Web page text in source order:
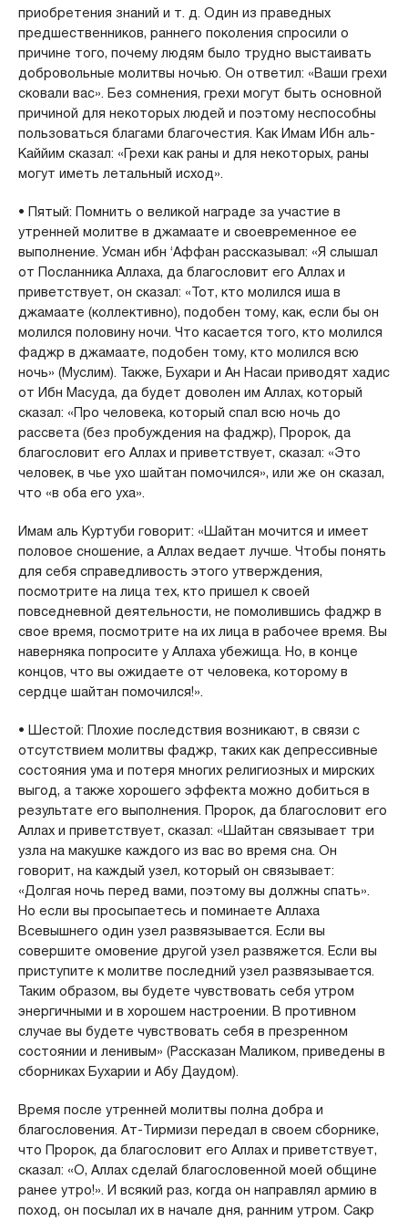
приобретения знаний и т. д. Один из праведных
предшественников, раннего поколения спросили о
причине того, почему людям было трудно выстаивать
добровольные молитвы ночью. Он ответил: «Ваши грехи
сковали вас». Без сомнения, грехи могут быть основной
причиной для некоторых людей и поэтому неспособны
пользоваться благами благочестия. Как Имам Ибн аль-
Каййим сказал: «Грехи как раны и для некоторых, раны
могут иметь летальный исход».
• Пятый: Помнить о великой награде за участие в
утренней молитве в джамаате и своевременное ее
выполнение. Усман ибн ‘Аффан рассказывал: «Я слышал
от Посланника Аллаха, да благословит его Аллах и
приветствует, он сказал: «Тот, кто молился иша в
джамаате (коллективно), подобен тому, как, если бы он
молился половину ночи. Что касается того, кто молился
фаджр в джамаате, подобен тому, кто молился всю
ночь» (Муслим). Также, Бухари и Ан Насаи приводят хадис
от Ибн Масуда, да будет доволен им Аллах, который
сказал: «Про человека, который спал всю ночь до
рассвета (без пробуждения на фаджр), Пророк, да
благословит его Аллах и приветствует, сказал: «Это
человек, в чье ухо шайтан помочился», или же он сказал,
что «в оба его уха».
Имам аль Куртуби говорит: «Шайтан мочится и имеет
половое сношение, а Аллах ведает лучше. Чтобы понять
для себя справедливость этого утверждения,
посмотрите на лица тех, кто пришел к своей
повседневной деятельности, не помолившись фаджр в
свое время, посмотрите на их лица в рабочее время. Вы
наверняка попросите у Аллаха убежища. Но, в конце
концов, что вы ожидаете от человека, которому в
сердце шайтан помочился!».
• Шестой: Плохие последствия возникают, в связи с
отсутствием молитвы фаджр, таких как депрессивные
состояния ума и потеря многих религиозных и мирских
выгод, а также хорошего эффекта можно добиться в
результате его выполнения. Пророк, да благословит его
Аллах и приветствует, сказал: «Шайтан связывает три
узла на макушке каждого из вас во время сна. Он
говорит, на каждый узел, который он связывает:
«Долгая ночь перед вами, поэтому вы должны спать».
Но если вы просыпаетесь и поминаете Аллаха
Всевышнего один узел развязывается. Если вы
совершите омовение другой узел развяжется. Если вы
приступите к молитве последний узел развязывается.
Таким образом, вы будете чувствовать себя утром
энергичными и в хорошем настроении. В противном
случае вы будете чувствовать себя в презренном
состоянии и ленивым» (Рассказан Маликом, приведены в
сборниках Бухарии и Абу Даудом).
Время после утренней молитвы полна добра и
благословения. Ат-Тирмизи передал в своем сборнике,
что Пророк, да благословит его Аллах и приветствует,
сказал: «О, Аллах сделай благословенной моей общине
ранее утро!». И всякий раз, когда он направлял армию в
поход, он посылал их в начале дня, ранним утром. Сакр